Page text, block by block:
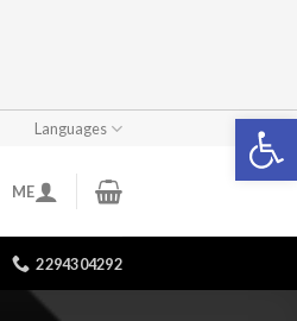
Languages
ME
2294304292